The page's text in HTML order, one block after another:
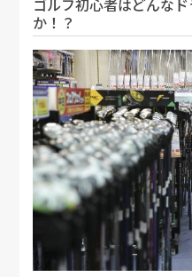
ゴルフ初心者はどんな
か！？